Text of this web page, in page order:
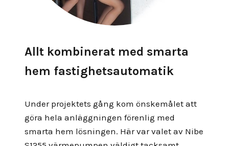
Allt kombinerat med smarta
hem fastighetsautomatik
Under projektets gång kom önskemålet att
göra hela anläggningen förenlig med
smarta hem lösningen. Här var valet av Nibe